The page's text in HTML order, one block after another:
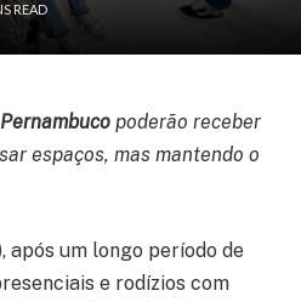
READ
poderão receber
espaços, mas mantendo o
após um longo período de
e rodízios com